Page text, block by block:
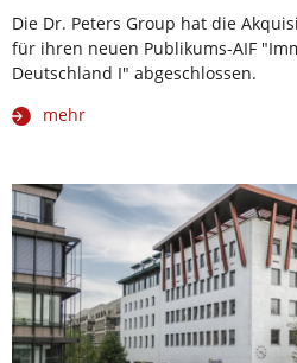
Die Dr. Peters Group hat die
für ihren neuen Publikums-AIF
Deutschland I" abgeschlossen.
mehr